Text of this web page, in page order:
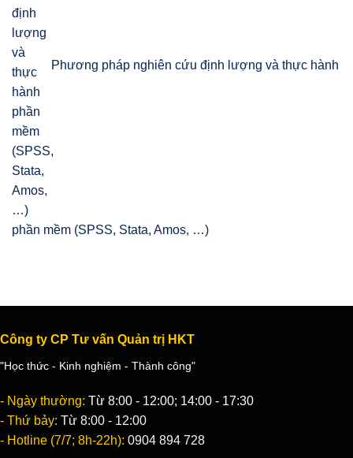
Phương pháp nghiên cứu định lượng và thực hành
phần mềm (SPSS, Stata, Amos, …)
Công ty CP Tư vấn Quản trị HKT
"Học thức - Kinh nghiệm - Thành công"
- Ngày thường: Từ 8:00 - 12:00; 14:00 - 17:30
- Thứ bảy: Từ 8:00 - 12:00
- Hotline (7/7; 8h-22h): 0904 894 728